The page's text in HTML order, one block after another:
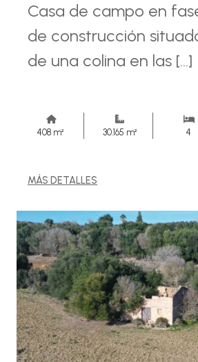
Casa de campo en
de construcción
de una colina en las [...]
408 m² 30.165 m² 4
MÁS DETALLES